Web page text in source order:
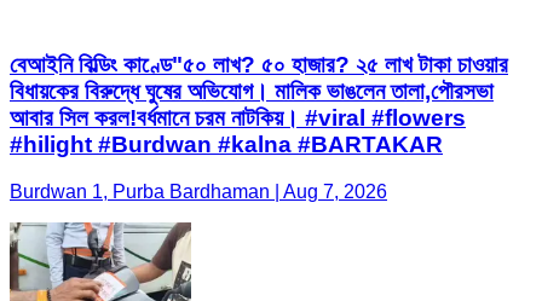
বেআইনি বিল্ডিং কাণ্ডে"৫০ লাখ? ৫০ হাজার? ২৫ লাখ টাকা চাওয়ার
বিধায়কের বিরুদ্ধে ঘুষের অভিযোগ। মালিক ভাঙলেন তালা,পৌরসভা
আবার সিল করল!বর্ধমানে চরম নাটকিয়। #viral #flowers
#hilight #Burdwan #kalna #BARTAKAR
Burdwan 1, Purba Bardhaman | Aug 7, 2026